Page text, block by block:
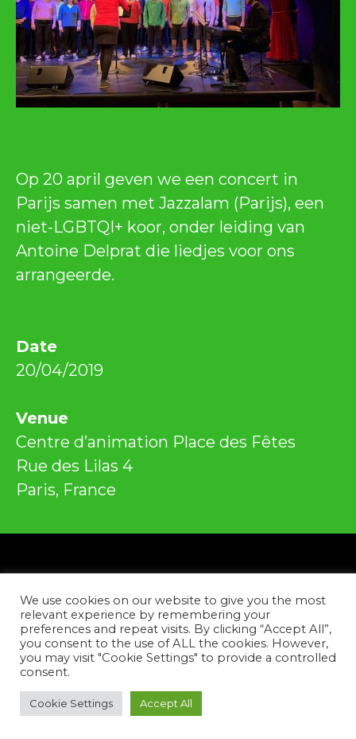
Op 20 april geven we een concert in
Parijs samen met Jazzalam (Parijs), een
niet-LGBTQI+ koor, onder leiding van
Antoine Delprat die liedjes voor ons
arrangeerde.
Date
20/04/2019
Venue
Centre d’animation Place des Fêtes
Rue des Lilas 4
Paris, France
Copyright © 2026
Contacteer ons
FacebookInstagramYouTube
Tiktok
We use cookies on our website to give you the most
relevant experience by remembering your
preferences and repeat visits. By clicking “Accept All”,
you consent to the use of ALL the cookies. However,
you may visit "Cookie Settings" to provide a controlled
consent.
Cookie Settings Accept All